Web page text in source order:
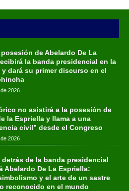
de Abelardo De La
la banda presidencial en la
y dará su primer discurso en el
2026
no asistirá a la posesión de
la Espriella y llama a una
civil” desde el Congreso
2026
de la banda presidencial
Abelardo De La Espriella:
y el arte de un sastre
reconocido en el mundo